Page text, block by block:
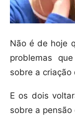
Não é de hoje
problemas
sobre a criação
E os dois
sobre a